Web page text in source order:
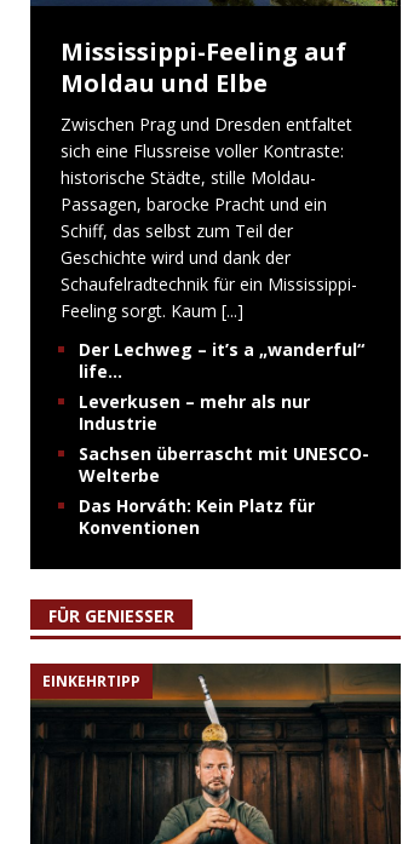
Mississippi-Feeling auf
Moldau und Elbe
Zwischen Prag und Dresden entfaltet
sich eine Flussreise voller Kontraste:
historische Städte, stille Moldau-
Passagen, barocke Pracht und ein
Schiff, das selbst zum Teil der
Geschichte wird und dank der
Schaufelradtechnik für ein Mississippi-
Feeling sorgt. Kaum [...]
Der Lechweg – it’s a „wanderful“
life…
Leverkusen – mehr als nur
Industrie
Sachsen überrascht mit UNESCO-
Welterbe
Das Horváth: Kein Platz für
Konventionen
FÜR GENIESSER
EINKEHRTIPP